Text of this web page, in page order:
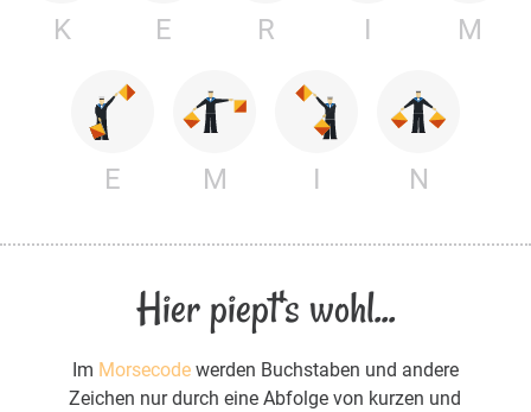
K E R I M
E M I N
Hier piept's wohl...
Im Morsecodewerden Buchstaben und andere
Zeichen nur durch eine Abfolge von kurzen und